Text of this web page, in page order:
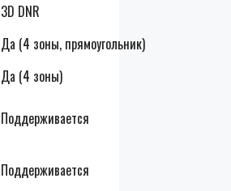
3D DNR
Да (4 зоны, прямоугольник)
Да (4 зоны)
Поддерживается
Поддерживается